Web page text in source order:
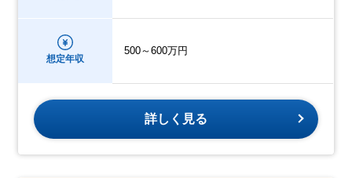
想定年収
500～600万円
詳しく見る